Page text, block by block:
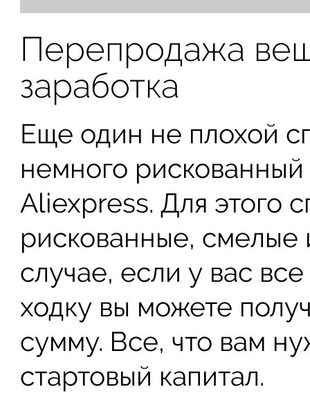
Перепродажа
заработка
Еще один не плохой
немного
Aliexpress. Для этого
рискованные,
случае, если у вас
ходку вы можете
сумму. Все, что вам
стартовый капитал.